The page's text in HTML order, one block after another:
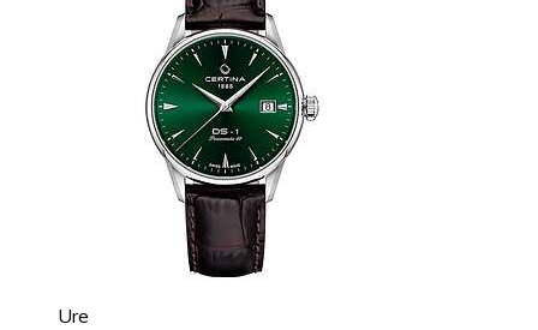
Ure